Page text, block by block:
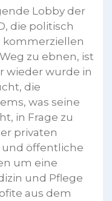
Lobby der
die politisch
kommerziellen
zu ebnen, ist
wieder wurde in
die
was seine
in Frage zu
privaten
öffentliche
um eine
und Pflege
aus dem